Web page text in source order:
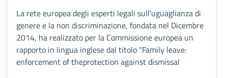
La rete europea degli esperti legali sull'uguaglianza di
genere e la non discriminazione, fondata nel Dicembre
2014, ha realizzato per la Commissione europea un
rapporto in lingua inglese dal titolo "Family leave:
enforcement of theprotection against dismissal